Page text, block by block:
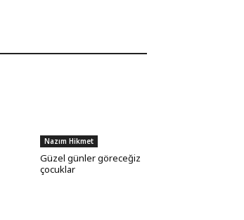
Nazım Hikmet
Güzel günler göreceğiz
çocuklar